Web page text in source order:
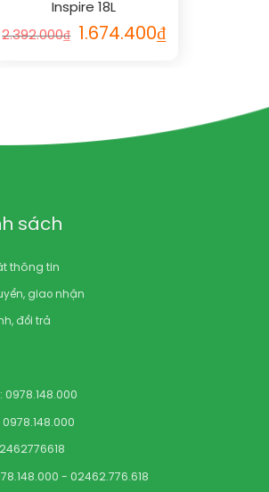
Inspire 18L
2.392.000₫ 1.674.400₫
sách
thông tin
giao nhận
đổi trả
- 02462.776.618